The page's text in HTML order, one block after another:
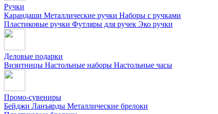
Ручки
Карандаши Металлические ручки Наборы с ручками
Пластиковые ручки Футляры для ручек Эко ручки
Деловые подарки
Визитницы Настольные наборы Настольные часы
Промо-сувениры
Бейджи Ланъярды Металлические брелоки